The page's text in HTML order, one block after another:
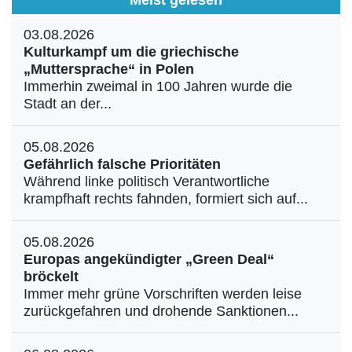
03.08.2026
Kulturkampf um die griechische
„Muttersprache“ in Polen
Immerhin zweimal in 100 Jahren wurde die
Stadt an der...
05.08.2026
Gefährlich falsche Prioritäten
Während linke politisch Verantwortliche
krampfhaft rechts fahnden, formiert sich auf...
05.08.2026
Europas angekündigter „Green Deal“
bröckelt
Immer mehr grüne Vorschriften werden leise
zurückgefahren und drohende Sanktionen...